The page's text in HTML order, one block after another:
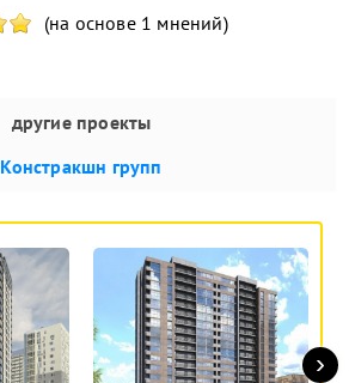
(на основе 1 мнений)
другие проекты
Констракшн групп
›